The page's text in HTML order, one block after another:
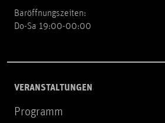
Baröffnungszeiten:
Do-Sa 19:00-00:00
VERANSTALTUNGEN
Programm